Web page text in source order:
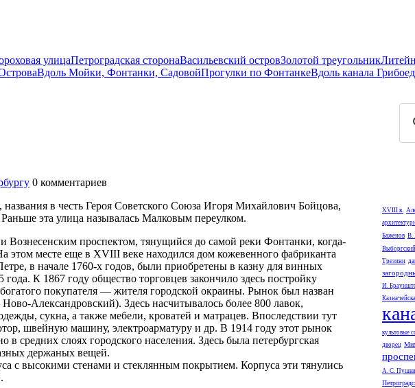
улицаПетроградская сторонаВасильевский островЗолотой треугольник
Вдоль Мойки, Фонтанки, СадовойПрогулки по ФонтанкеВдоль канала
0 комментариев
названия в честь Героя Советского Союза Игоря Михайлович Бойцова,
эта улица называлась Малковым переулком.
Вознесенским проспектом, тянущийся до самой реки Фонтанки, когда-
этом месте еще в XVIII веке находился дом кожевенного фабриканта
в начале 1760-х годов, были приобретены в казну для винных
К 1867 году общество торговцев закончило здесь постройку
покупателя — жителя городской окраины. Рынок был назван
Александровский). Здесь насчитывалось более 800 лавок,
сукна, а также мебели, кроватей и матрацев. Впоследствии тут
швейную машину, электроарматуру и др. В 1914 году этот рынок
в средних слоях городского населения. Здесь была петербургская
держаных вещей.
с высокими стенами и стеклянным покрытием. Корпуса эти тянулись
XVIII в.
Баженов В.
Трезини
И.
культовые
дворец
А. С.